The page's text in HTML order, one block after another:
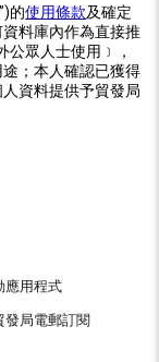
的使用條款及確定
料庫內作為直接推
眾人士使用﹞，
；本人確認已獲得
資料提供予貿發局
應用程式
發局電郵訂閱